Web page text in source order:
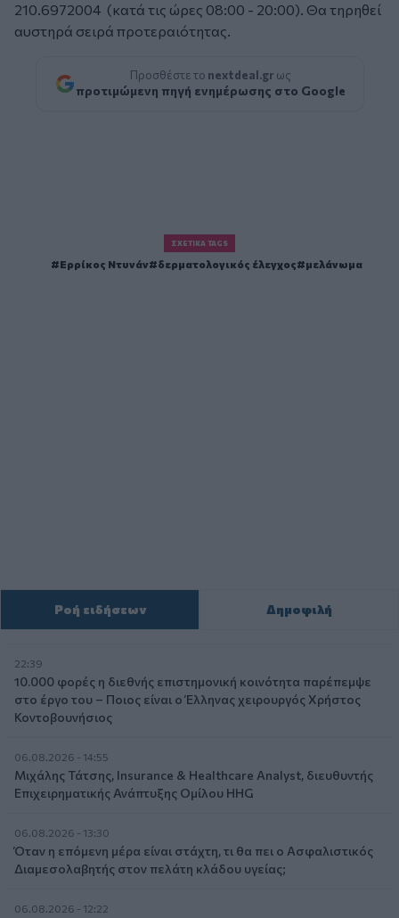
210.6972004 (κατά τις ώρες 08:00 - 20:00). Θα τηρηθεί
αυστηρά σειρά προτεραιότητας.
Προσθέστε το nextdeal.gr ως
προτιμώμενη πηγή ενημέρωσης στο Google
ΣΧΕΤΙΚΆ TAGS
Ερρίκος Ντυνάν δερματολογικός έλεγχος μελάνωμα
Ροή ειδήσεων Δημοφιλή
22:39
10.000 φορές η διεθνής επιστημονική κοινότητα παρέπεμψε
στο έργο του – Ποιος είναι ο Έλληνας χειρουργός Χρήστος
Κοντοβουνήσιος
06.08.2026 - 14:55
Μιχάλης Τάτσης, Insurance & Healthcare Analyst, διευθυντής
Επιχειρηματικής Ανάπτυξης Ομίλου HHG
06.08.2026 - 13:30
Όταν η επόμενη μέρα είναι στάχτη, τι θα πει ο Ασφαλιστικός
Διαμεσολαβητής στον πελάτη κλάδου υγείας;
06.08.2026 - 12:22